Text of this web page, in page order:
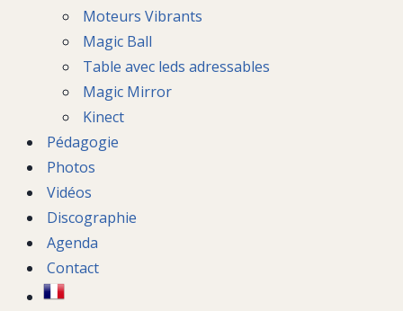
Moteurs Vibrants
Magic Ball
Table avec leds adressables
Magic Mirror
Kinect
Pédagogie
Photos
Vidéos
Discographie
Agenda
Contact